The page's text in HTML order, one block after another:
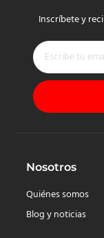
Inscríbete y
Nosotros
Quiénes somos
Blog y noticias